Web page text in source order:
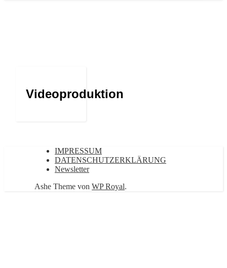
Videoproduktion
IMPRESSUM
DATENSCHUTZERKLÄRUNG
Newsletter
Ashe Theme von WP Royal.